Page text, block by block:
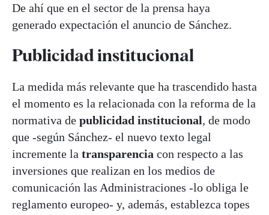
De ahí que en el sector de la prensa haya
generado expectación el anuncio de Sánchez.
Publicidad institucional
La medida más relevante que ha trascendido hasta
el momento es la relacionada con la reforma de la
normativa de publicidad institucional, de modo
que -según Sánchez- el nuevo texto legal
incremente la transparencia con respecto a las
inversiones que realizan en los medios de
comunicación las Administraciones -lo obliga le
reglamento europeo- y, además, establezca topes